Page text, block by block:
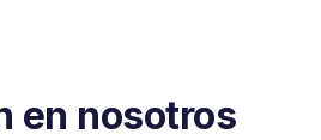
en nosotros